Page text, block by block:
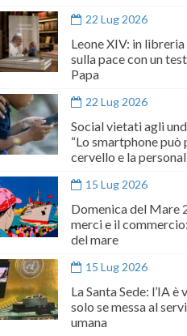
22 Lug 2026
Leone XIV: in
sulla pace con un
Papa
22 Lug 2026
Social vietati agli
“Lo smartphone può
cervello e la
15 Lug 2026
Domenica del Mare
merci e il
del mare
15 Lug 2026
La Santa Sede: l’IA
solo se messa al
umana